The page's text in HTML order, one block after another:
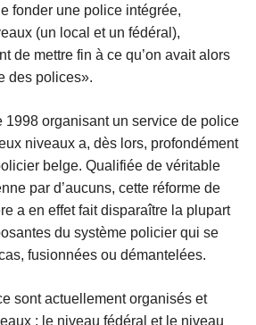
fonder une police intégrée,
(un local et un fédéral),
de mettre fin à ce qu’on avait alors
des polices».
1998 organisant un service de police
niveaux a, dès lors, profondément
belge. Qualifiée de véritable
par d’aucuns, cette réforme de
a en effet fait disparaître la plupart
du système policier qui se
fusionnées ou démantelées.
sont actuellement organisés et
: le niveau fédéral et le niveau